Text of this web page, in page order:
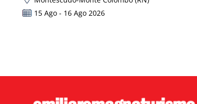
15 Ago - 16 Ago 2026